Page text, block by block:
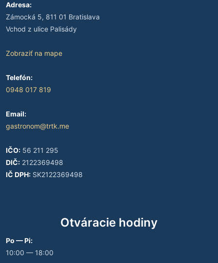
Adresa:
Zámocká 5, 811 01 Bratislava
Vchod z ulice Palisády
Zobraziť na mape
Telefón:
0948 017 819
Email:
gastronom@trtk.me
IČO: 56 211 295
DIČ: 2122369498
IČ DPH: SK2122369498
Otváracie hodiny
Po — Pi:
10:00 — 18:00